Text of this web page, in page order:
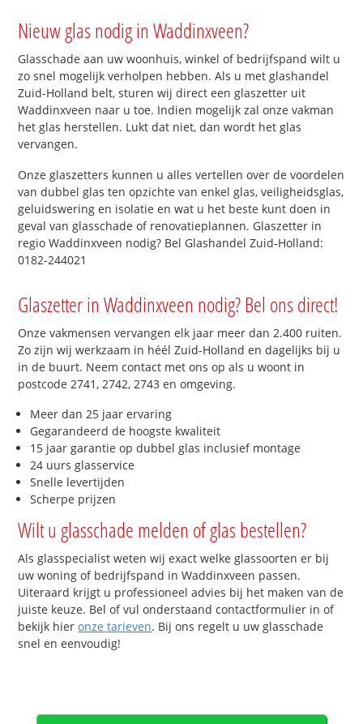
Nieuw glas nodig in Waddinxveen?
Glasschade aan uw woonhuis, winkel of bedrijfspand wilt u
zo snel mogelijk verholpen hebben. Als u met glashandel
Zuid-Holland belt, sturen wij direct een glaszetter uit
Waddinxveen naar u toe. Indien mogelijk zal onze vakman
het glas herstellen. Lukt dat niet, dan wordt het glas
vervangen.
Onze glaszetters kunnen u alles vertellen over de voordelen
van dubbel glas ten opzichte van enkel glas, veiligheidsglas,
geluidswering en isolatie en wat u het beste kunt doen in
geval van glasschade of renovatieplannen. Glaszetter in
regio Waddinxveen nodig? Bel Glashandel Zuid-Holland:
0182-244021
Glaszetter in Waddinxveen nodig? Bel ons direct!
Onze vakmensen vervangen elk jaar meer dan 2.400 ruiten.
Zo zijn wij werkzaam in héél Zuid-Holland en dagelijks bij u
in de buurt. Neem contact met ons op als u woont in
postcode 2741, 2742, 2743 en omgeving.
Meer dan 25 jaar ervaring
Gegarandeerd de hoogste kwaliteit
15 jaar garantie op dubbel glas inclusief montage
24 uurs glasservice
Snelle levertijden
Scherpe prijzen
Wilt u glasschade melden of glas bestellen?
Als glasspecialist weten wij exact welke glassoorten er bij
uw woning of bedrijfspand in Waddinxveen passen.
Uiteraard krijgt u professioneel advies bij het maken van de
juiste keuze. Bel of vul onderstaand contactformulier in of
bekijk hieronze tarieven. Bij ons regelt u uw glasschade
snel en eenvoudig!